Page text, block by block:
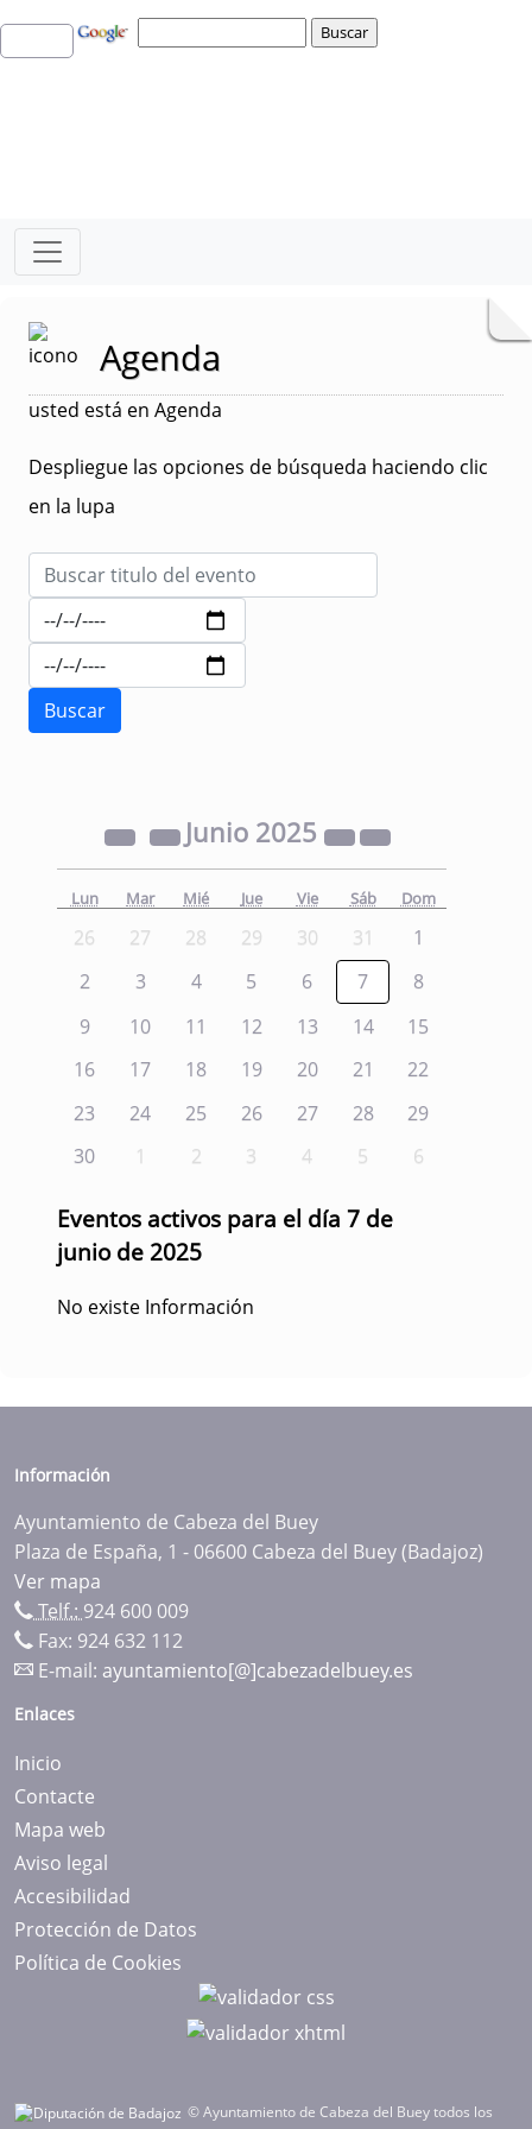
Agenda
usted está en Agenda
Despliegue las opciones de búsqueda haciendo clic
en la lupa
Junio 2025
Lun Mar Mié Jue Vie Sáb Dom
26 27 28 29 30 31
1
2
3 4 5 6 7
8
9
10 11 12 13 14
15
16
17 18 19 20 21
22
23
24 25 26 27 28
29
30
1 2 3 4 5 6
Eventos activos para el día 7 de
junio de 2025
No existe Información
Información
Ayuntamiento de Cabeza del Buey
Plaza de España, 1 - 06600 Cabeza del Buey (Badajoz)
Ver mapa
Telf.: 924 600 009
Fax: 924 632 112
E-mail: ayuntamiento[@]cabezadelbuey.es
Enlaces
Inicio
Contacte
Mapa web
Aviso legal
Accesibilidad
Protección de Datos
Política de Cookies
© Ayuntamiento de Cabeza del Buey todos los